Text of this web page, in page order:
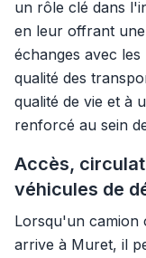
un rôle clé dans
en leur offrant
échanges avec
qualité des
qualité de vie et à
renforcé au sein
Accès,
véhicules de
Lorsqu'un camion
arrive à Muret, il